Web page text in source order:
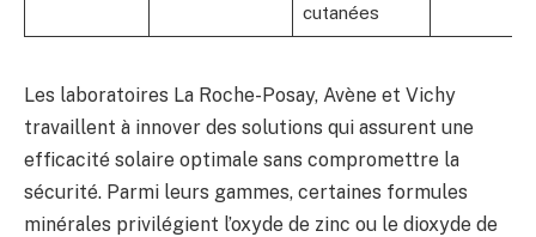
cutanées
Les laboratoires La Roche-Posay, Avène et Vichy
travaillent à innover des solutions qui assurent une
efficacité solaire optimale sans compromettre la
sécurité. Parmi leurs gammes, certaines formules
minérales privilégient l’oxyde de zinc ou le dioxyde de